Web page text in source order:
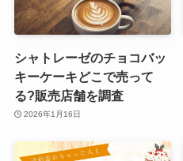
シャトレーゼのチョコバッ
キーケーキどこで売って
る?販売店舗を調査
2026年1月16日